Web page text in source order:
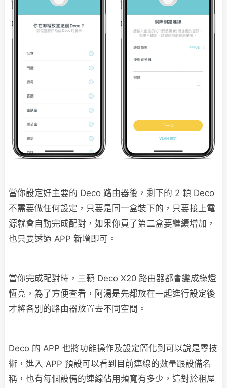
當你設定好主要的 Deco 路由器後，剩下的 2 顆 Deco
不需要做任何設定，只要是同一盒裝下的，只要接上電
源就會自動完成配對，如果你買了第二盒要繼續增加，
也只要透過 APP 新增即可。
當你完成配對時，三顆 Deco X20 路由器都會變成綠燈
恆亮，為了方便查看，阿湯是先都放在一起進行設定後
才將各別的路由器放置去不同空間。
Deco 的 APP 也將功能操作及設定簡化到可以說是零技
術，進入 APP 預設可以看到目前連線的數量跟設備名
稱，也有每個設備的連線佔用頻寬有多少，這對於租屋